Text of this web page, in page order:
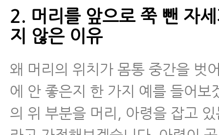
- 이런 목디스크 환자는 금방 좋아
습니다
목통증
일자목/거북목
척수증
2. 머리를 앞으로 쭉 뺀 자
지 않은 이유
왜 머리의 위치가 몸통 중간을 벗
에 안 좋은지 한 가지 예를 들어보
의 위 부분을 머리, 아령을 잡고